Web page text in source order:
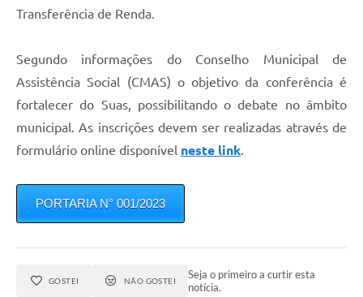
Galeria de Fotos
Audiências Públicas
Arquivos para Download
Legislação
Transferência de Renda.
Segundo informações do Conselho Municipal de
Assistência Social (CMAS) o objetivo da conferência é
fortalecer do Suas, possibilitando o debate no âmbito
municipal. As inscrições devem ser realizadas através de
formulário online disponível neste link.
PORTARIA N° 001/2023
GOSTEI NÃO GOSTEI
Seja o primeiro a curtir esta
notícia.